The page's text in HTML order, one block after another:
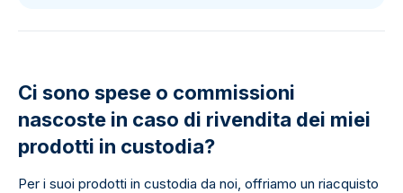
Ci sono spese o commissioni
nascoste in caso di rivendita dei miei
prodotti in custodia?
Per i suoi prodotti in custodia da noi, offriamo un riacquisto